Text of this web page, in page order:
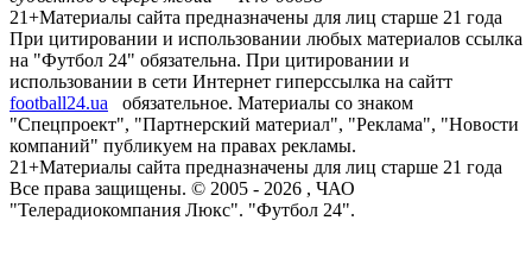
21+Материалы сайта предназначены для лиц старше 21 года
При цитировании и использовании любых материалов ссылка
на "Футбол 24" обязательна. При цитировании и
использовании в сети Интернет гиперссылка на сайтт
football24.ua
обязательное. Материалы со знаком
"Спецпроект", "Партнерский материал", "Реклама", "Новости
компаний" публикуем на правах рекламы.
21+Материалы сайта предназначены для лиц старше 21 года
Все права защищены. © 2005 - 2026 , ЧАО
"Телерадиокомпания Люкс". "Футбол 24".